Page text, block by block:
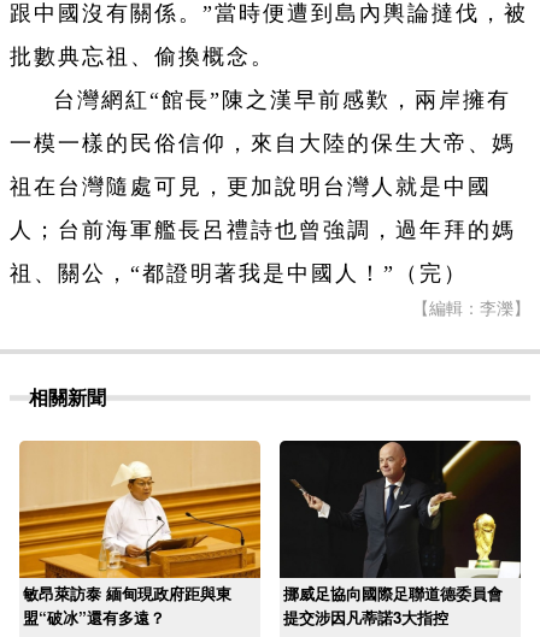
跟中國沒有關係。”當時便遭到島內輿論撻伐，被
批數典忘祖、偷換概念。
台灣網紅“館長”陳之漢早前感歎，兩岸擁有
一模一樣的民俗信仰，來自大陸的保生大帝、媽
祖在台灣隨處可見，更加說明台灣人就是中國
人；台前海軍艦長呂禮詩也曾強調，過年拜的媽
祖、關公，“都證明著我是中國人！”（完）
【編輯：李濼】
相關新聞
敏昂萊訪泰 緬甸現政府距與東
盟“破冰”還有多遠？
挪威足協向國際足聯道德委員會
提交涉因凡蒂諾3大指控